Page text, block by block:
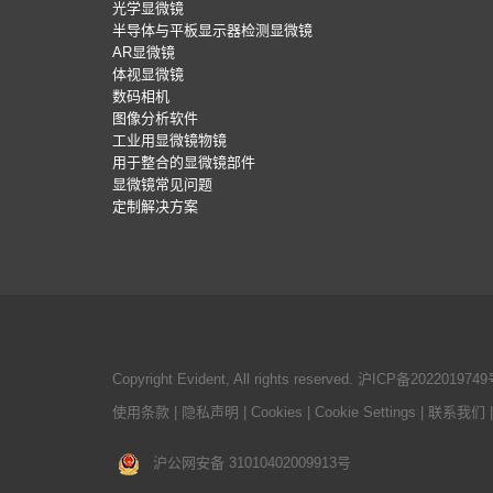
光学显微镜
半导体与平板显示器检测显微镜
AR显微镜
体视显微镜
数码相机
图像分析软件
工业用显微镜物镜
用于整合的显微镜部件
显微镜常见问题
定制解决方案
Copyright Evident, All rights reserved. 沪ICP备2022019749
使用条款 | 隐私声明 | Cookies | Cookie Settings | 联系我们 |
沪公网安备 31010402009913号